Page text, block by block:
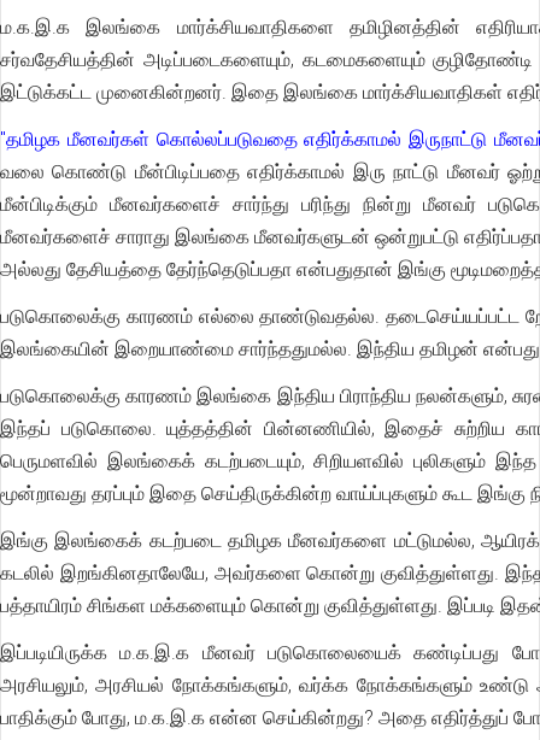
ம.க.இ.க இலங்கை மார்க்சியவாதிகளை தமிழினத்தின்
சர்வதேசியத்தின் அடிப்படைகளையும், கடமைகளையும்
இட்டுக்கட்ட முனைகின்றனர். இதை இலங்கை மார்க்சியவாதிகள்
"தமிழக மீனவர்கள் கொல்லப்படுவதை எதிர்க்காமல் இருநாட்டு
வலை கொண்டு மீன்பிடிப்பதை எதிர்க்காமல் இரு நாட்டு மீனவர்
மீன்பிடிக்கும் மீனவர்களைச் சார்ந்து பரிந்து நின்று மீனவர்
மீனவர்களைச் சாராது இலங்கை மீனவர்களுடன் ஒன்றுபட்டு
அல்லது தேசியத்தை தேர்ந்தெடுப்பதா என்பதுதான் இங்கு
படுகொலைக்கு காரணம் எல்லை தாண்டுவதல்ல. தடைசெய்யப்பட்ட
இலங்கையின் இறையாண்மை சார்ந்ததுமல்ல. இந்திய தமிழன்
படுகொலைக்கு காரணம் இலங்கை இந்திய பிராந்திய நலன்களும்,
இந்தப் படுகொலை. யுத்தத்தின் பின்னணியில், இதைச் சுற்றிய
பெருமளவில் இலங்கைக் கடற்படையும், சிறியளவில் புலிகளும்
மூன்றாவது தரப்பும் இதை செய்திருக்கின்ற வாய்ப்புகளும் கூட இங்கு
இங்கு இலங்கைக் கடற்படை தமிழக மீனவர்களை மட்டுமல்ல,
கடலில் இறங்கினதாலேயே, அவர்களை கொன்று குவித்துள்ளது.
பத்தாயிரம் சிங்கள மக்களையும் கொன்று குவித்துள்ளது. இப்படி
இப்படியிருக்க ம.க.இ.க மீனவர் படுகொலையைக் கண்டிப்பது
அரசியலும், அரசியல் நோக்கங்களும், வர்க்க நோக்கங்களும்
பாதிக்கும் போது, ம.க.இ.க என்ன செய்கின்றது? அதை எதிர்த்துப்